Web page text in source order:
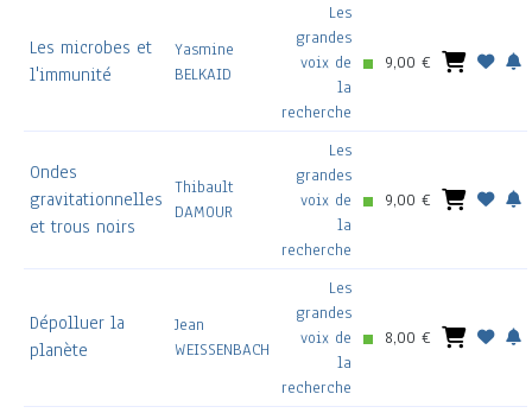
Les microbes et
l'immunité
Yasmine
BELKAID
Les
grandes
voix de
la
recherche
9,00 €
Ondes
gravitationnelles
et trous noirs
Thibault
DAMOUR
Les
grandes
voix de
la
recherche
9,00 €
Dépolluer la
planète
Jean
WEISSENBACH
Les
grandes
voix de
la
recherche
8,00 €